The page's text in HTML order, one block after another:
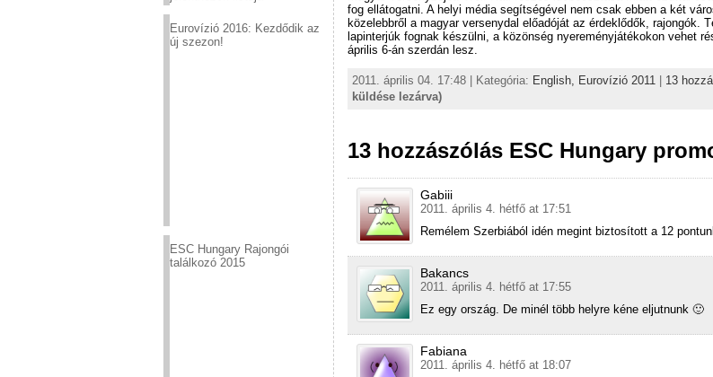
Eurovízió 2016: Kezdődik az
új szezon!
ESC Hungary Rajongói
találkozó 2015
fog ellátogatni. A helyi média segítségével nem csak ebben a két
közelebbről a magyar versenydal előadóját az érdeklődők, rajongók.
lapinterjúk fognak készülni, a közönség nyereményjátékokon vehet
április 6-án szerdán lesz.
2011. április 04. 17:48 | Kategória: English, Eurovízió 2011 13
küldése lezárva)
13 hozzászólás ESC Hungary
Gabiii
2011. április 4. hétfő at 17:51
Remélem Szerbiából idén megint biztosított a 12
Bakancs
2011. április 4. hétfő at 17:55
Ez egy ország. De minél több helyre kéne eljutnunk 🙂
Fabiana
2011. április 4. hétfő at 18:07